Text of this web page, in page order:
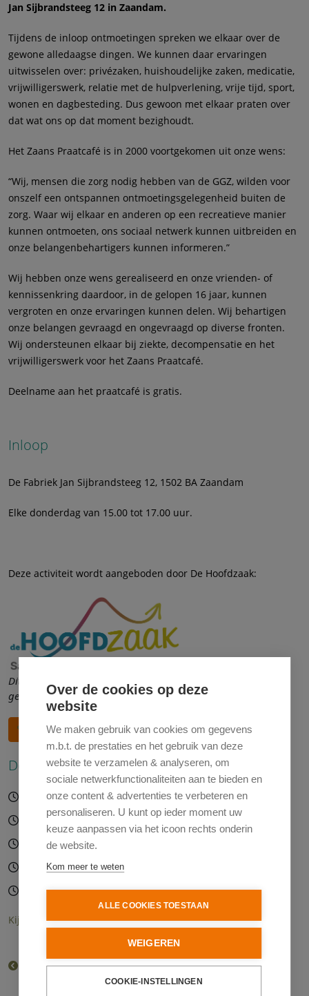
Over de cookies op deze
website
We maken gebruik van cookies om gegevens
m.b.t. de prestaties en het gebruik van deze
website te verzamelen & analyseren, om
sociale netwerkfunctionaliteiten aan te bieden en
onze content & advertenties te verbeteren en
personaliseren. U kunt op ieder moment uw
keuze aanpassen via het icoon rechts onderin
de website.
Kom meer te weten
ALLE COOKIES TOESTAAN
WEIGEREN
COOKIE-INSTELLINGEN
Jan Sijbrandsteeg 12 in Zaandam.
Tijdens de inloop ontmoetingen spreken we elkaar over de
gewone alledaagse dingen. We kunnen daar ervaringen
uitwisselen over: privézaken, huishoudelijke zaken, medicatie,
vrijwilligerswerk, relatie met de hulpverlening, vrije tijd, sport,
wonen en dagbesteding. Dus gewoon met elkaar praten over
dat wat ons op dat moment bezighoudt.
Het Zaans Praatcafé is in 2000 voortgekomen uit onze wens:
“Wij, mensen die zorg nodig hebben van de GGZ, wilden voor
onszelf een ontspannen ontmoetingsgelegenheid buiten de
zorg. Waar wij elkaar en anderen op een recreatieve manier
kunnen ontmoeten, ons sociaal netwerk kunnen uitbreiden en
onze belangenbehartigers kunnen informeren.”
Wij hebben onze wens gerealiseerd en onze vrienden- of
kennissenkring daardoor, in de gelopen 16 jaar, kunnen
vergroten en onze ervaringen kunnen delen. Wij behartigen
onze belangen gevraagd en ongevraagd op diverse fronten.
Wij ondersteunen elkaar bij ziekte, decompensatie en het
vrijwilligerswerk voor het Zaans Praatcafé.
Deelname aan het praatcafé is gratis.
Inloop
De Fabriek Jan Sijbrandsteeg 12, 1502 BA Zaandam
Elke donderdag van 15.00 tot 17.00 uur.
Deze activiteit wordt aangeboden door De Hoofdzaak:
Dit aanbod is mogelijk gemaakt door een subsidie van de
gemeente Zaanstad
Aanmelden en meer informatie
Deze activiteit is gepland op:
13-08-2026 15:00 – 17:00 uur
20-08-2026 15:00 – 17:00 uur
27-08-2026 15:00 – 17:00 uur
03-09-2026 15:00 – 17:00 uur
10-09-2026 15:00 – 17:00 uur
Kijk voor alle planningsdata in de agenda
Terug naar het overzicht van het aanbod